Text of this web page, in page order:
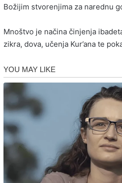
Božijim stvorenjima za narednu
Mnoštvo je načina činjenja
zikra, dova, učenja Kur’ana te